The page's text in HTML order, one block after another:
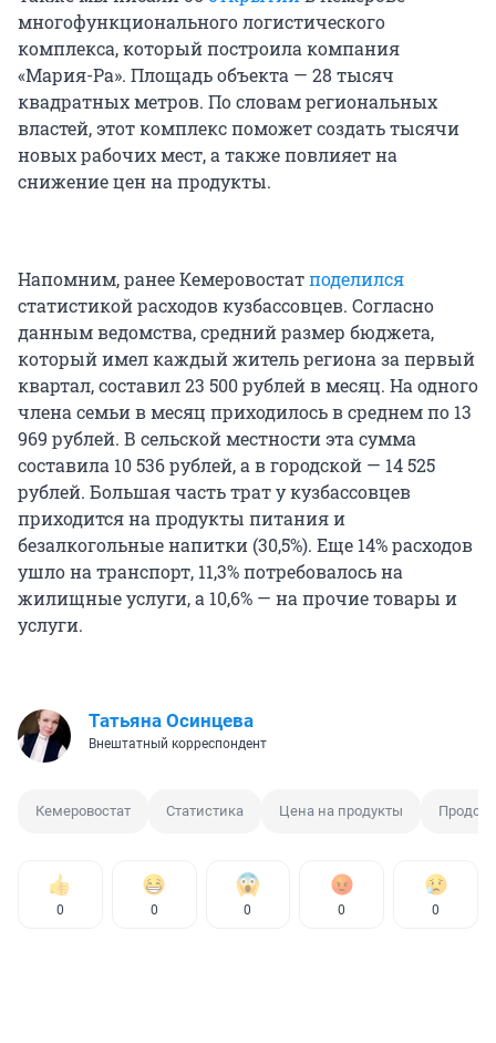
многофункционального логистического
комплекса, который построила компания
«Мария-Ра». Площадь объекта — 28 тысяч
квадратных метров. По словам региональных
властей, этот комплекс поможет создать тысячи
новых рабочих мест, а также повлияет на
снижение цен на продукты.
Напомним, ранее Кемеровостатподелился
статистикой расходов кузбассовцев. Согласно
данным ведомства, средний размер бюджета,
который имел каждый житель региона за первый
квартал, составил 23 500 рублей в месяц. На одного
члена семьи в месяц приходилось в среднем по 13
969 рублей. В сельской местности эта сумма
составила 10 536 рублей, а в городской — 14 525
рублей. Большая часть трат у кузбассовцев
приходится на продукты питания и
безалкогольные напитки (30,5%). Еще 14% расходов
ушло на транспорт, 11,3% потребовалось на
жилищные услуги, а 10,6% — на прочие товары и
услуги.
Татьяна Осинцева
Внештатный корреспондент
Кемеровостат Статистика Цена на продукты
0 0 0 0 0